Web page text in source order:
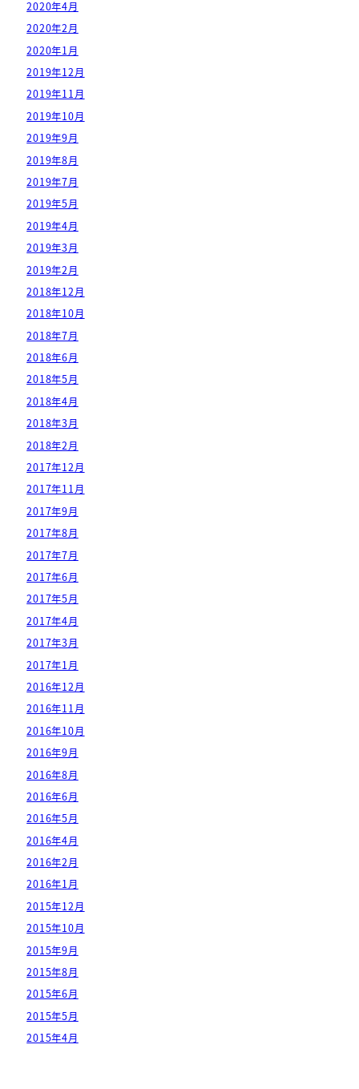
2020年4月
2020年2月
2020年1月
2019年12月
2019年11月
2019年10月
2019年9月
2019年8月
2019年7月
2019年5月
2019年4月
2019年3月
2019年2月
2018年12月
2018年10月
2018年7月
2018年6月
2018年5月
2018年4月
2018年3月
2018年2月
2017年12月
2017年11月
2017年9月
2017年8月
2017年7月
2017年6月
2017年5月
2017年4月
2017年3月
2017年1月
2016年12月
2016年11月
2016年10月
2016年9月
2016年8月
2016年6月
2016年5月
2016年4月
2016年2月
2016年1月
2015年12月
2015年10月
2015年9月
2015年8月
2015年6月
2015年5月
2015年4月